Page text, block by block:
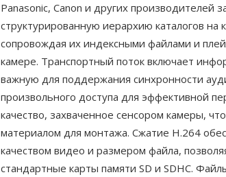
Panasonic, Canon и других производителей
структурированную иерархию каталогов
сопровождая их индексными файлами и
камере. Транспортный поток включает
важную для поддержания синхронности
произвольного доступа для эффективной
качество, захваченное сенсором камеры,
материалом для монтажа. Сжатие H.264
качеством видео и размером файла,
стандартные карты памяти SD и SDHC.